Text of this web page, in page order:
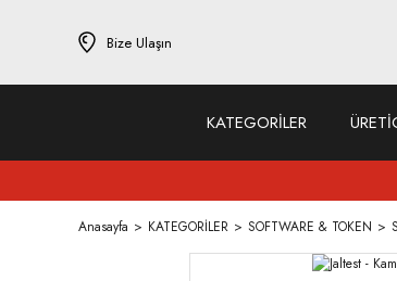
Bize Ulaşın
KATEGORİLER
Anasayfa KATEGORİLER SOFTWARE & TOKEN